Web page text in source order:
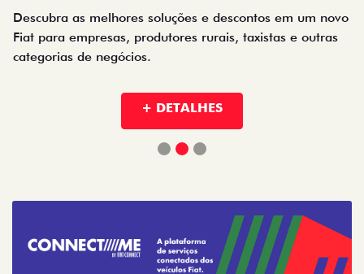
Descubra as melhores soluções e descontos em um novo
Fiat para empresas, produtores rurais, taxistas e outras
categorias de negócios.
+ DETALHES